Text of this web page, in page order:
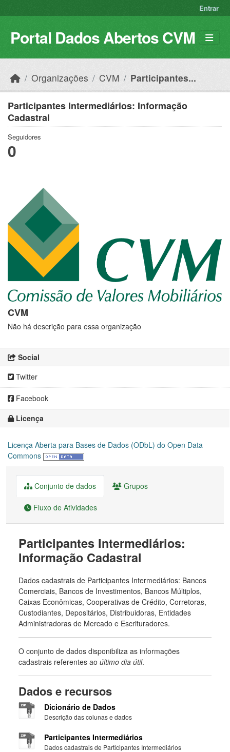
Entrar
Portal Dados Abertos CVM
Organizações CVM Participantes...
Participantes Intermediários: Informação
Cadastral
Seguidores
0
CVM
Não há descrição para essa organização
Social
Twitter
Facebook
Licença
Licença Aberta para Bases de Dados (ODbL) do Open Data
Commons
Conjunto de dados Grupos
Fluxo de Atividades
Participantes Intermediários:
Informação Cadastral
Dados cadastrais de Participantes Intermediários: Bancos
Comerciais, Bancos de Investimentos, Bancos Múltiplos,
Caixas Econômicas, Cooperativas de Crédito, Corretoras,
Custodiantes, Depositários, Distribuidoras, Entidades
Administradoras de Mercado e Escrituradores.
O conjunto de dados disponibiliza as informações
cadastrais referentes ao último dia útil.
Dados e recursos
Dicionário de Dados
Descrição das colunas e dados
Participantes Intermediários
Dados cadastrais de Participantes Intermediários